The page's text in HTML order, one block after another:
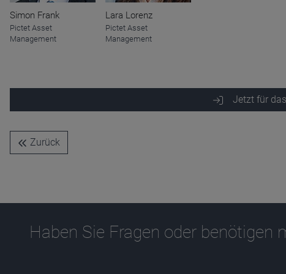
Simon Frank
Pictet Asset
Management
Lara Lorenz
Pictet Asset
Management
Jetzt für
Zurück
Haben Sie Fragen oder benötigen
Anbieter
Zweck
Ablauf